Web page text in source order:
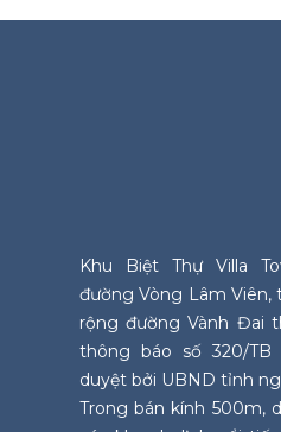
Khu Biệt Thự Villa
đường Vòng Lâm Viên,
rộng đường Vành Đai
thông báo số 320/
duyệt bởi UBND tỉnh
Trong bán kính 500m,